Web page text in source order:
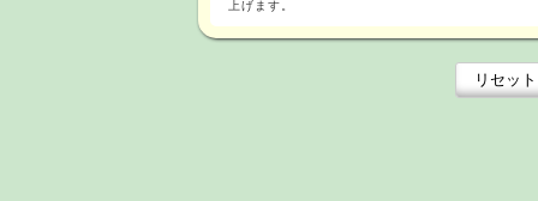
上げます。
リセット